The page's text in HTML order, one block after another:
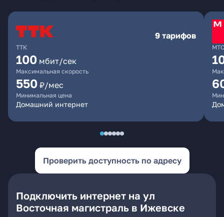
ТТК
9 тарифов
100 мбит/сек
Максимальная скорость
550 ₽/мес
Минимальная цена
Домашний интернет
МТС
Проверить доступность по адресу
Подключить интернет на ул
Восточная магистраль в Ижевске